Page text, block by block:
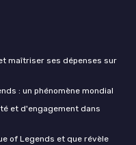
maîtriser ses dépenses sur
: un phénomène mondial
et d'engagement dans
of Legends et que révèle